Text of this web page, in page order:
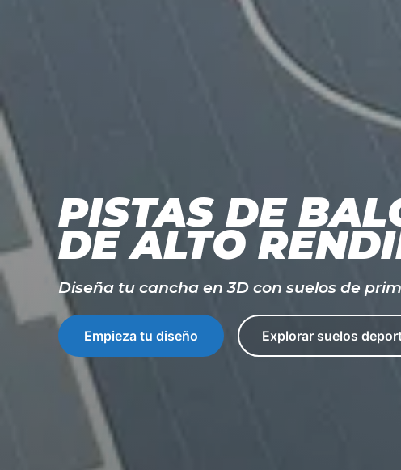
PISTAS DE
DE ALTO
Diseña tu cancha en 3D con suelos de
Empieza tu diseño Explorar suelos